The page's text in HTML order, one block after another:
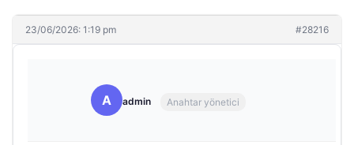
23/06/2026: 1:19 pm #28216
A admin Anahtar yönetici